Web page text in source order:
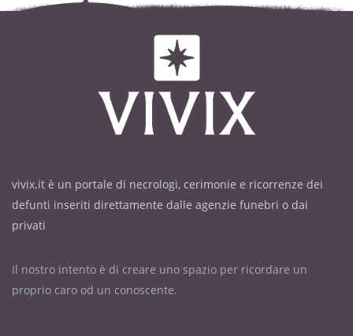
vivix.it è un portale di necrologi, cerimonie e ricorrenze dei
defunti inseriti direttamente dalle agenzie funebri o dai
privati
Il nostro intento è di creare uno spazio per ricordare un
proprio caro od un conoscente.